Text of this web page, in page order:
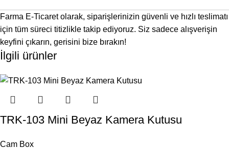
Farma E-Ticaret olarak, siparişlerinizin güvenli ve hızlı teslimatı
için tüm süreci titizlikle takip ediyoruz. Siz sadece alışverişin
keyfini çıkarın, gerisini bize bırakın!
İlgili ürünler
TRK-103 Mini Beyaz Kamera Kutusu
Cam Box